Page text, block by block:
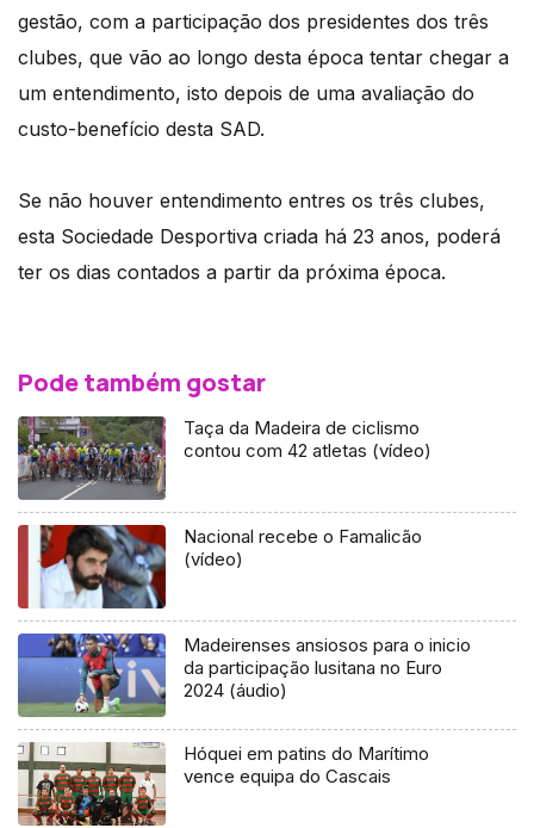
gestão, com a participação dos presidentes dos três
clubes, que vão ao longo desta época tentar chegar a
um entendimento, isto depois de uma avaliação do
custo-benefício desta SAD.
Se não houver entendimento entres os três clubes,
esta Sociedade Desportiva criada há 23 anos, poderá
ter os dias contados a partir da próxima época.
Pode também gostar
Taça da Madeira de ciclismo
contou com 42 atletas (vídeo)
Nacional recebe o Famalicão
(vídeo)
Madeirenses ansiosos para o inicio
da participação lusitana no Euro
2024 (áudio)
Hóquei em patins do Marítimo
vence equipa do Cascais